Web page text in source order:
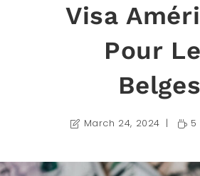
Visa
Pour
Belges
March 24, 2024 5